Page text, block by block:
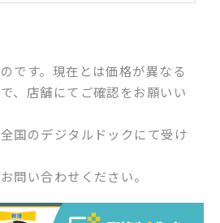
です。現在とは価格が異なる
、店舗にてご確認をお願いい
国のデジタルドックにて受け
問い合わせください。